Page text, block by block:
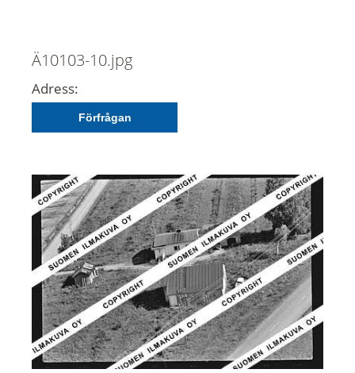
Ä10103-10.jpg
Adress:
Förfrågan